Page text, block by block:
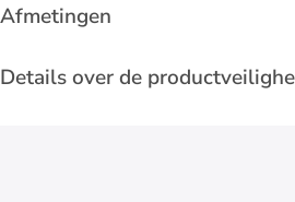
Afmetingen
Details over de